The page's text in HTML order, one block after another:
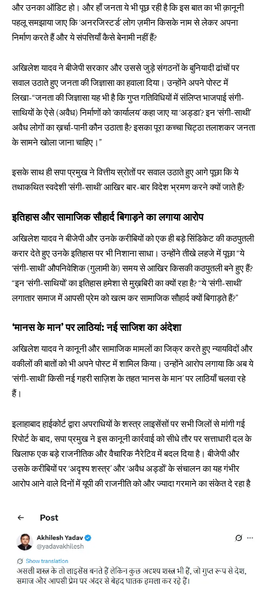
और उनका ऑडिट हो। और हाँ जनता ये भी पूछ रही है कि इस बात का भी क़ानूनी
पहलू समझाया जाए कि ‘अनरजिस्टर्ड’ लोग ज़मीन किसके नाम से लेकर अपना
निर्माण करते हैं और ये संपत्तियाँ कैसे बेनामी नहीं हैं?
अखिलेश यादव ने बीजेपी सरकार और उससे जुड़े संगठनों के बुनियादी ढांचों पर
सवाल उठाते हुए जनता की जिज्ञासा का हवाला दिया। उन्होंने अपने पोस्ट में
लिखा-“जनता की जिज्ञासा यह भी है कि गुप्त गतिविधियों में संलिप्त भाजपाई संगी-
साथियों के ऐसे (अवैध) निर्माणों को ‘कार्यालय’ कहा जाए या ‘अड्डा’? इन ‘संगी-साथी’
अवैध लोगों का ख़र्चा-पानी कौन उठाता है? इसका पूरा कच्चा चिट्ठा तलाशकर जनता
के सामने खोला जाना चाहिए।”
इसके साथ ही सपा प्रमुख ने वित्तीय स्रोतों पर सवाल उठाते हुए आगे पूछा कि ये
तथाकथित स्वदेशी ‘संगी-साथी’ आखिर बार-बार विदेश भ्रमण करने क्यों जाते हैं?
इतिहास और सामाजिक सौहार्द बिगाड़ने का लगाया आरोप
अखिलेश यादव ने बीजेपी और उनके करीबियों को एक ही बड़े सिंडिकेट की कठपुतली
करार देते हुए उनके इतिहास पर भी निशाना साधा। उन्होंने तीखे लहजे में पूछा “ये
‘संगी-साथी’ औपनिवेशिक (गुलामी के) समय से आखिर किसकी कठपुतली बने हुए हैं?
“इन ‘संगी-साथियों’ का इतिहास हमेशा से मुख़बिरी का क्यों रहा है? “ये ‘संगी-साथी’
लगातार समाज में आपसी प्रेम को खत्म कर सामाजिक सौहार्द क्यों बिगाड़ते हैं?”
‘मानस के मान’ पर लाठियां: नई साजिश का अंदेशा
अखिलेश यादव ने कानूनी और सामाजिक मामलों का जिक्र करते हुए न्यायविदों और
वकीलों की बातों को भी अपने पोस्ट में शामिल किया। उन्होंने आरोप लगाया कि अब ये
‘संगी-साथी’ किसी नई गहरी साज़िश के तहत ‘मानस के मान’ पर लाठियाँ चलवा रहे
हैं।
इलाहाबाद हाईकोर्ट द्वारा अपराधियों के शस्त्र लाइसेंसों पर सभी जिलों से मांगी गई
रिपोर्ट के बाद, सपा प्रमुख ने इस कानूनी कार्रवाई को सीधे तौर पर सत्ताधारी दल के
खिलाफ एक बड़े राजनीतिक और वैचारिक नैरेटिव में बदल दिया है। बीजेपी और
उसके करीबियों पर ‘अदृश्य शस्त्र’ और ‘अवैध अड्डों’ के संचालन का यह गंभीर
आरोप आने वाले दिनों में यूपी की राजनीति को और ज्यादा गरमाने का संकेत दे रहा है